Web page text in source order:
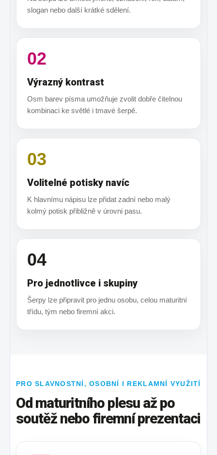
slogan nebo další krátké sdělení.
02
Výrazný kontrast
Osm barev písma umožňuje zvolit dobře čitelnou
kombinaci ke světlé i tmavé šerpě.
03
Volitelné potisky navíc
K hlavnímu nápisu lze přidat zadní nebo malý
kolmý potisk přibližně v úrovni pasu.
04
Pro jednotlivce i skupiny
Šerpy lze připravit pro jednu osobu, celou maturitní
třídu, tým nebo firemní akci.
PRO SLAVNOSTNÍ, OSOBNÍ I REKLAMNÍ VYUŽITÍ
Od maturitního plesu až po
soutěž nebo firemní prezentaci